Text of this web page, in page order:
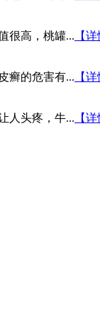
很高，桃罐... 【详
癣的危害有... 【详
人头疼，牛... 【详